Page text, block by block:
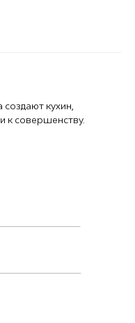
кухин,
к совершенству.